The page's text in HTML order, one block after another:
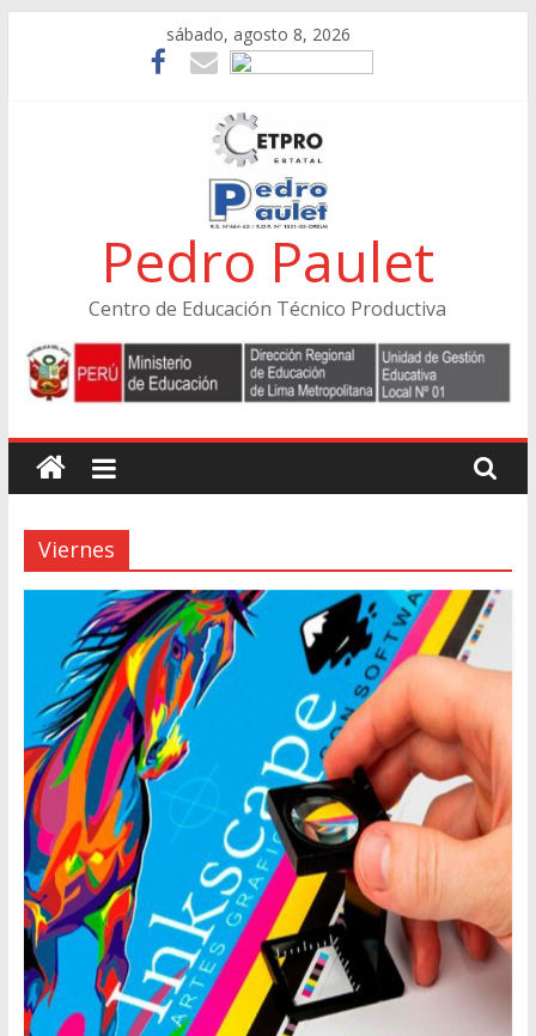
sábado, agosto 8, 2026
Pedro Paulet
Centro de Educación Técnico Productiva
Viernes